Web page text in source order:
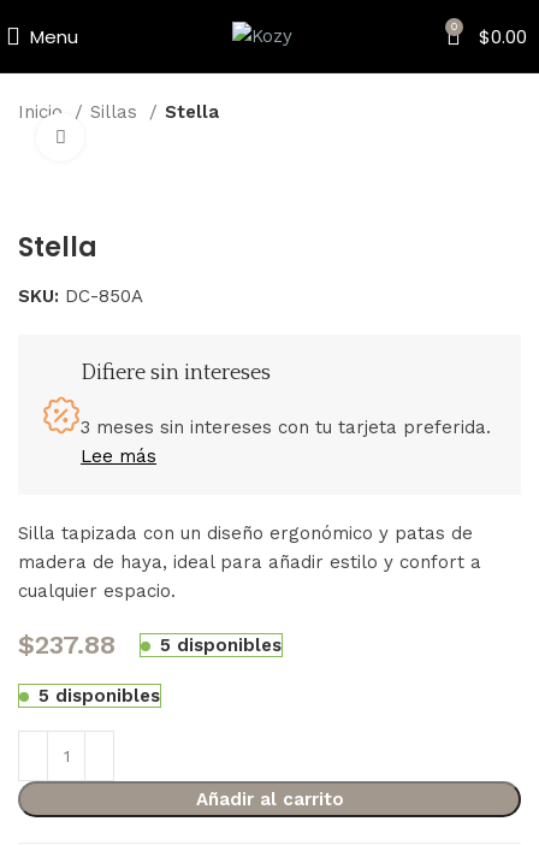
Menu 0 $0.00
Inicio Sillas Stella
Stella
SKU: DC-850A
Difiere sin intereses
3 meses sin intereses con tu tarjeta preferida.
Lee más
Silla tapizada con un diseño ergonómico y patas de
madera de haya, ideal para añadir estilo y confort a
cualquier espacio.
$237.88 5 disponibles
5 disponibles
Añadir al carrito